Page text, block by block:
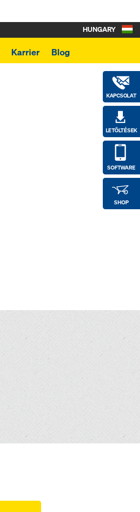
Karrier Blog
KAPCSOLAT
LETÖLTÉSEK
SOFTWARE
SHOP
HUNGARY